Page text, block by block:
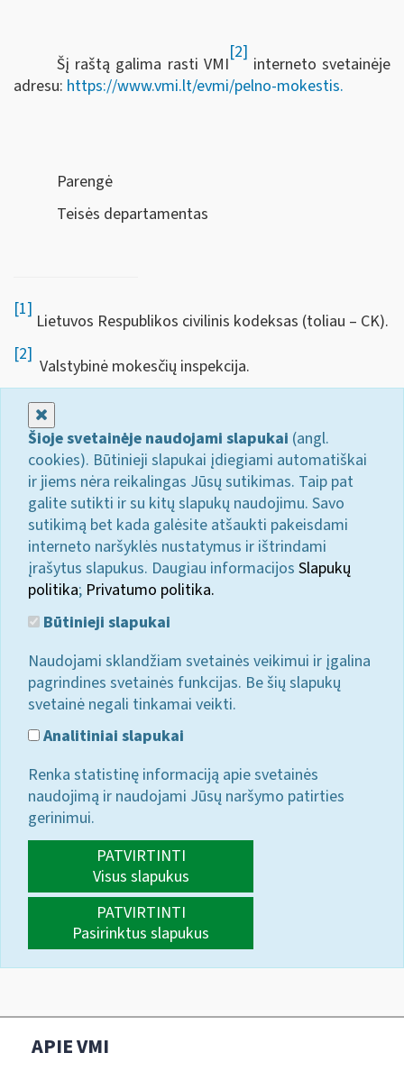
Šį raštą galima rasti VMI
[2]
interneto svetainėje
adresu: https://www.vmi.lt/evmi/pelno-mokestis.
Parengė
Teisės departamentas
[1]
Lietuvos Respublikos civilinis kodeksas (toliau – CK).
[2]
Valstybinė mokesčių inspekcija.
Šioje svetainėje naudojami slapukai (angl.
cookies). Būtinieji slapukai įdiegiami automatiškai
ir jiems nėra reikalingas Jūsų sutikimas. Taip pat
galite sutikti ir su kitų slapukų naudojimu. Savo
sutikimą bet kada galėsite atšaukti pakeisdami
interneto naršyklės nustatymus ir ištrindami
įrašytus slapukus. Daugiau informacijos Slapukų
politika; Privatumo politika.
Būtinieji slapukai
Naudojami sklandžiam svetainės veikimui ir įgalina
pagrindines svetainės funkcijas. Be šių slapukų
svetainė negali tinkamai veikti.
Analitiniai slapukai
Renka statistinę informaciją apie svetainės
naudojimą ir naudojami Jūsų naršymo patirties
gerinimui.
PATVIRTINTI
Visus slapukus
PATVIRTINTI
Pasirinktus slapukus
APIE VMI